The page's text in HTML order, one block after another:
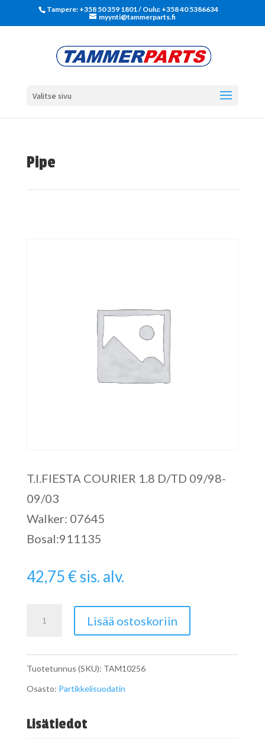
Tampere: +358 50 359 1801‬ / Oulu: +358 40 5386634
myynti@tammerparts.fi
Valitse sivu
Pipe
T.I.FIESTA COURIER 1.8 D/TD 09/98-
09/03
Walker: 07645
Bosal:911135
42,75€sis. alv.
Lisää ostoskoriin
Tuotetunnus (SKU): TAM10256
Osasto: Partikkelisuodatin
Lisätiedot